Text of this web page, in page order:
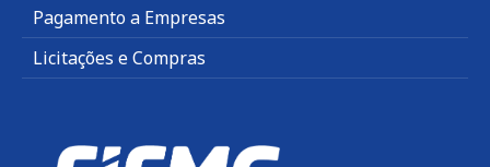
Pagamento a Empresas
Licitações e Compras